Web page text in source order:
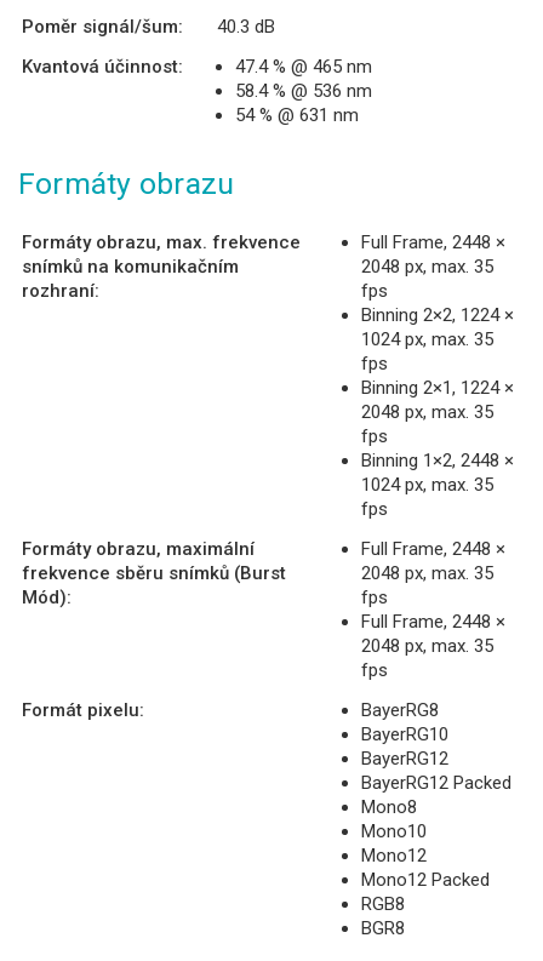
Poměr signál/šum:
40.3 dB
Kvantová účinnost:
47.4 % @ 465 nm
58.4 % @ 536 nm
54 % @ 631 nm
Formáty obrazu
Formáty obrazu, max. frekvence
snímků na komunikačním
rozhraní:
Full Frame, 2448 ×
2048 px, max. 35
fps
Binning 2×2, 1224 ×
1024 px, max. 35
fps
Binning 2×1, 1224 ×
2048 px, max. 35
fps
Binning 1×2, 2448 ×
1024 px, max. 35
fps
Formáty obrazu, maximální
frekvence sběru snímků (Burst
Mód):
Full Frame, 2448 ×
2048 px, max. 35
fps
Full Frame, 2448 ×
2048 px, max. 35
fps
Formát pixelu:
BayerRG8
BayerRG10
BayerRG12
BayerRG12 Packed
Mono8
Mono10
Mono12
Mono12 Packed
RGB8
BGR8